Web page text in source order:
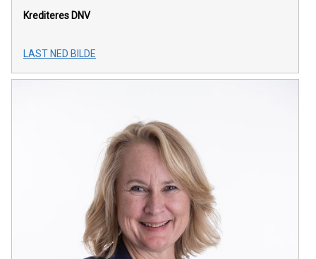
Krediteres DNV
LAST NED BILDE